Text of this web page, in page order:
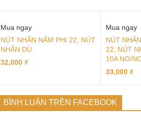
Mua ngay
NÚT NHẤN NẤM PHI 22, NÚT
NHẤN DÙ
32,000 ₫
Mua ngay
NÚT
22, NÚT
10A NO/
33,000 ₫
BÌNH LUẬN TRÊN FACEBOOK